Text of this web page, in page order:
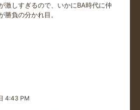
激しすぎるので、いかにBA時代に仲
勝負の分かれ目。
4:43 PM